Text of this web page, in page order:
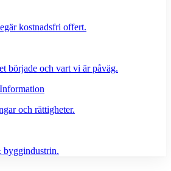
kostnadsfri offert.
började och vart vi är påväg.
och rättigheter.
byggindustrin.